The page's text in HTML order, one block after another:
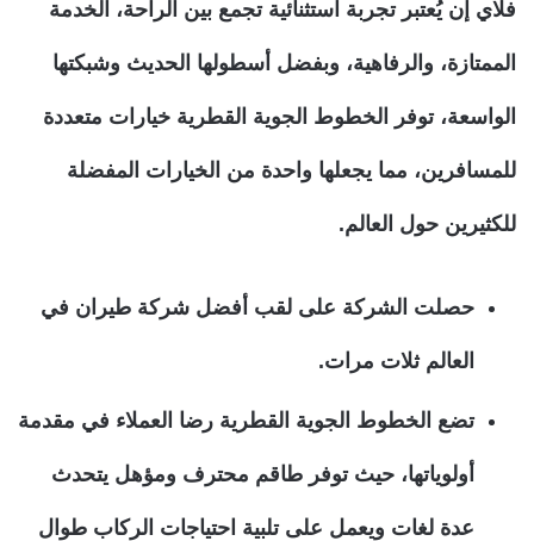
فلاي إن يُعتبر تجربة استثنائية تجمع بين الراحة، الخدمة
الممتازة، والرفاهية، وبفضل أسطولها الحديث وشبكتها
الواسعة، توفر الخطوط الجوية القطرية خيارات متعددة
للمسافرين، مما يجعلها واحدة من الخيارات المفضلة
للكثيرين حول العالم.
حصلت الشركة على لقب أفضل شركة طيران في
العالم ثلات مرات.
تضع الخطوط الجوية القطرية رضا العملاء في مقدمة
أولوياتها، حيث توفر طاقم محترف ومؤهل يتحدث
عدة لغات ويعمل على تلبية احتياجات الركاب طوال